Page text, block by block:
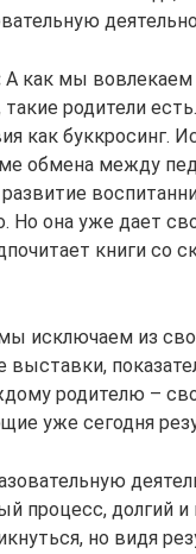
А как мы вовлекаем
родители
как буккросинг.
обмена между
Но она уже дает
книги со
исключаем из
родителю –
уже сегодня
процесс, долгий
но видя